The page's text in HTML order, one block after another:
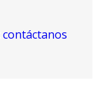
contáctanos